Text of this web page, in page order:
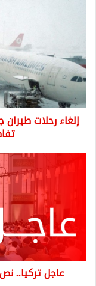
في
إسطنبول
بين
20
و23
فبراير..
للمسافرين!
اليوم
باللغة
العربية
عاجل تركيا..